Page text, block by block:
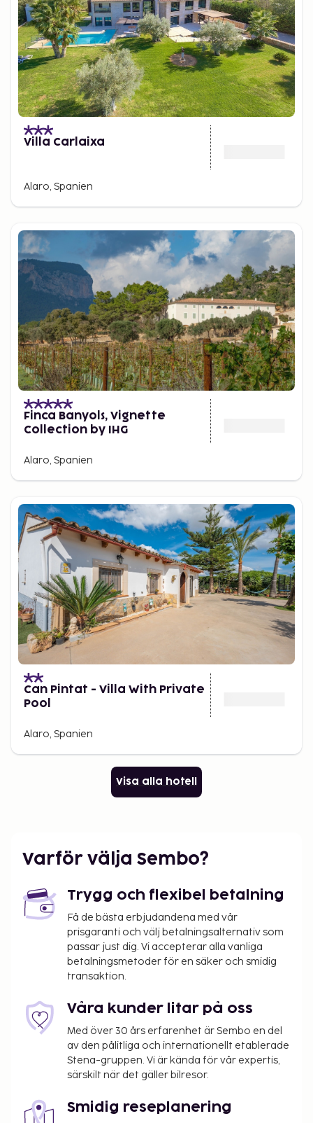
Villa Carlaixa
Alaro, Spanien
Finca Banyols, Vignette
Collection by IHG
Alaro, Spanien
Can Pintat - Villa With Private
Pool
Alaro, Spanien
Visa alla hotell
Varför välja Sembo?
Trygg och flexibel betalning
Få de bästa erbjudandena med vår
prisgaranti och välj betalningsalternativ som
passar just dig. Vi accepterar alla vanliga
betalningsmetoder för en säker och smidig
transaktion.
Våra kunder litar på oss
Med över 30 års erfarenhet är Sembo en del
av den pålitliga och internationellt etablerade
Stena-gruppen. Vi är kända för vår expertis,
särskilt när det gäller bilresor.
Smidig reseplanering